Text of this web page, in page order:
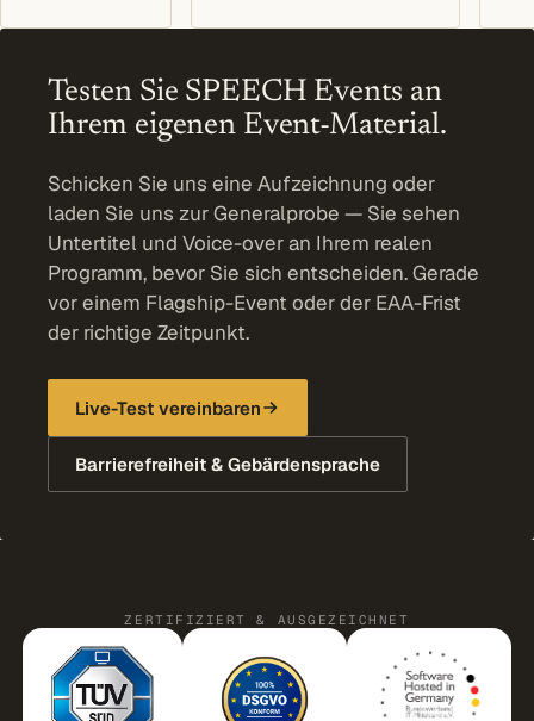
Testen Sie SPEECH Events an
Ihrem eigenen Event-Material.
Schicken Sie uns eine Aufzeichnung oder
laden Sie uns zur Generalprobe — Sie sehen
Untertitel und Voice-over an Ihrem realen
Programm, bevor Sie sich entscheiden. Gerade
vor einem Flagship-Event oder der EAA-Frist
der richtige Zeitpunkt.
Live-Test vereinbaren
Barrierefreiheit & Gebärdensprache
ZERTIFIZIERT & AUSGEZEICHNET